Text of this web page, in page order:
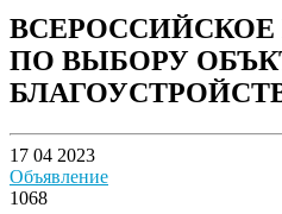
ПО ВЫБОРУ
17 04 2023
Объявление
1068